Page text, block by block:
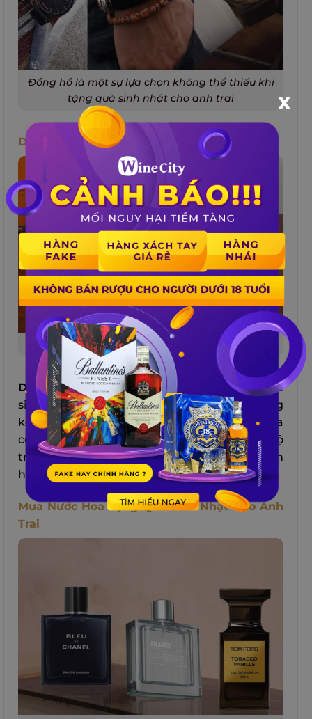
Đồng hồ là một sự lựa chọn không thể thiếu khi
tặng quà sinh nhật cho anh trai
Dây Thắt Lưng Bằng Da
Phụ kiện giúp tạo điểm nhấn cho bộ trang phục
Dây thắt lưng bằng dacũng là một loại quà
sinh nhật cho anh traiđơn giảnnhưng không
kém phầntinh tế.Bởi dây thắt lưng bằng da
có thể giúp anh trai tạo điểm nhấn cho bộ
trang phục, nâng tầm phong cách và tự tin
hơn khi xuất hiện trước đám đông.
Mua Nước Hoa Tặng Quà Sinh Nhật Cho Anh
Trai
X